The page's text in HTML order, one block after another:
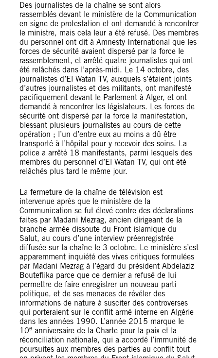
Des journalistes de la chaîne se sont alors
rassemblés devant le ministère de la Communication
en signe de protestation et ont demandé à rencontrer
le ministre, mais cela leur a été refusé. Des membres
du personnel ont dit à Amnesty International que les
forces de sécurité avaient dispersé par la force le
rassemblement, et arrêté quatre journalistes qui ont
été relâchés dans l’après-midi. Le 14 octobre, des
journalistes d’El Watan TV, auxquels s’étaient joints
d’autres journalistes et des militants, ont manifesté
pacifiquement devant le Parlement à Alger, et ont
demandé à rencontrer les législateurs. Les forces de
sécurité ont dispersé par la force la manifestation,
blessant plusieurs journalistes au cours de cette
opération ; l’un d’entre eux au moins a dû être
transporté à l’hôpital pour y recevoir des soins. La
police a arrêté 18 manifestants, parmi lesquels des
membres du personnel d’El Watan TV, qui ont été
relâchés plus tard le même jour.
La fermeture de la chaîne de télévision est
intervenue après que le ministère de la
Communication se fut élevé contre des déclarations
faites par Madani Mezrag, ancien dirigeant de la
branche armée dissoute du Front islamique du
Salut, au cours d’une interview préenregistrée
diffusée sur la chaîne le 3 octobre. Le ministère s’est
apparemment inquiété des vives critiques formulées
par Madani Mezrag à l’égard du président Abdelaziz
Bouteflika parce que ce dernier a refusé de lui
permettre de faire enregistrer un nouveau parti
politique, et de ses menaces de révéler des
informations de nature à susciter des controverses
qui porteraient sur le conflit armé interne en Algérie
dans les années 1990. L’année 2015 marque le
10e anniversaire de la Charte pour la paix et la
réconciliation nationale, qui a accordé l’immunité de
poursuites aux membres des parties au conflit tout